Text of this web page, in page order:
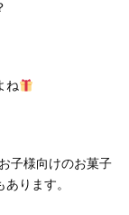
ね
子様向けのお菓子
ります。